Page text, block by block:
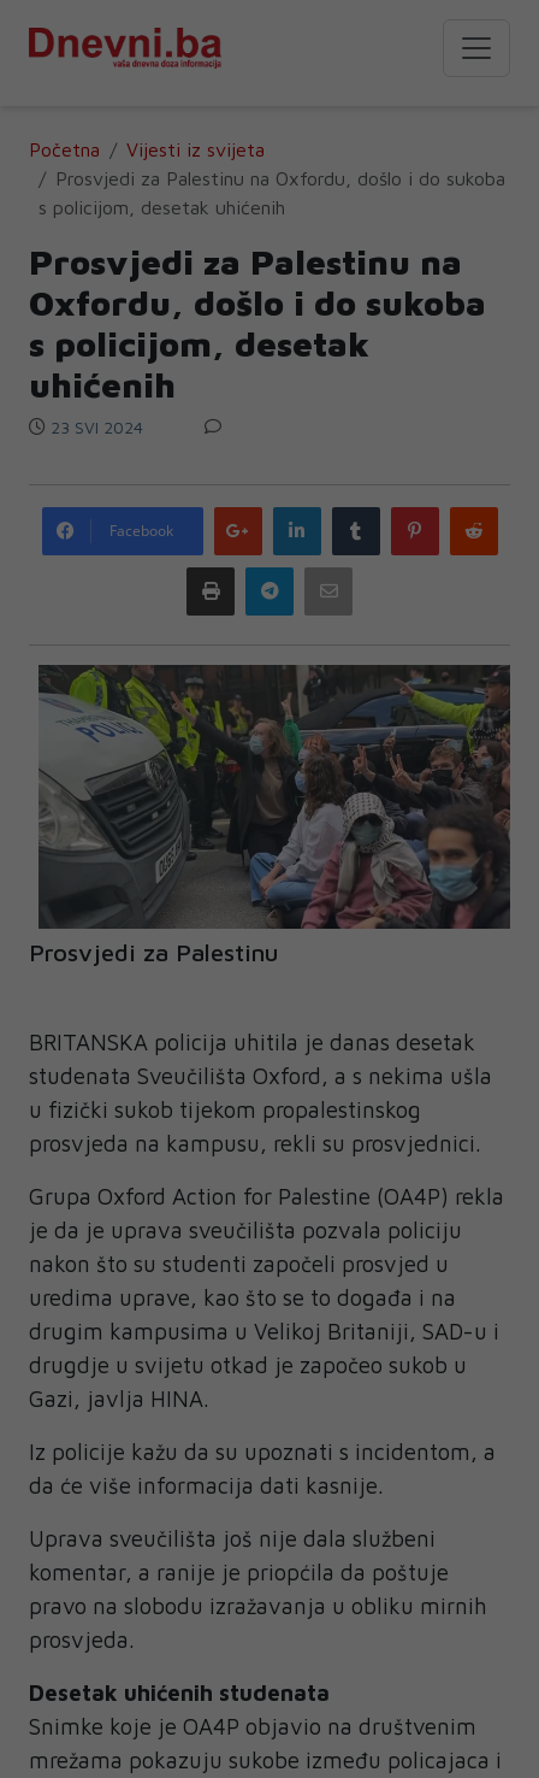
Početna
Vijesti iz svijeta
Prosvjedi za Palestinu na Oxfordu, došlo i do sukoba
s policijom, desetak uhićenih
Prosvjedi za Palestinu na
Oxfordu, došlo i do sukoba
s policijom, desetak
uhićenih
23 SVI 2024
Facebook
Google
plus
LinkedIn Tumblr Pinterest
Print Telegram
Prosvjedi za Palestinu
BRITANSKA policija uhitila je danas desetak
studenata Sveučilišta Oxford, a s nekima ušla
u fizički sukob tijekom propalestinskog
prosvjeda na kampusu, rekli su prosvjednici.
Grupa Oxford Action for Palestine (OA4P) rekla
je da je uprava sveučilišta pozvala policiju
nakon što su studenti započeli prosvjed u
uredima uprave, kao što se to događa i na
drugim kampusima u Velikoj Britaniji, SAD-u i
drugdje u svijetu otkad je započeo sukob u
Gazi, javlja HINA.
Iz policije kažu da su upoznati s incidentom, a
da će više informacija dati kasnije.
Uprava sveučilišta još nije dala službeni
komentar, a ranije je priopćila da poštuje
pravo na slobodu izražavanja u obliku mirnih
prosvjeda.
Desetak uhićenih studenata
Snimke koje je OA4P objavio na društvenim
mrežama pokazuju sukobe između policajaca i